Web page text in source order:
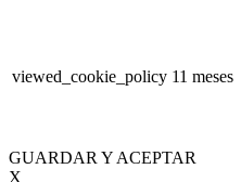
viewed_cookie_policy 11 meses
GUARDAR Y ACEPTAR
X